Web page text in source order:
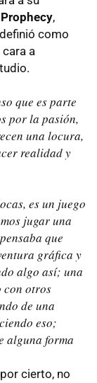
,
como
a
que es parte
por la pasión,
una locura,
realidad y
es un juego
jugar una
que
gráfica y
algo así; una
con otros
de una
eso;
alguna forma
cierto, no